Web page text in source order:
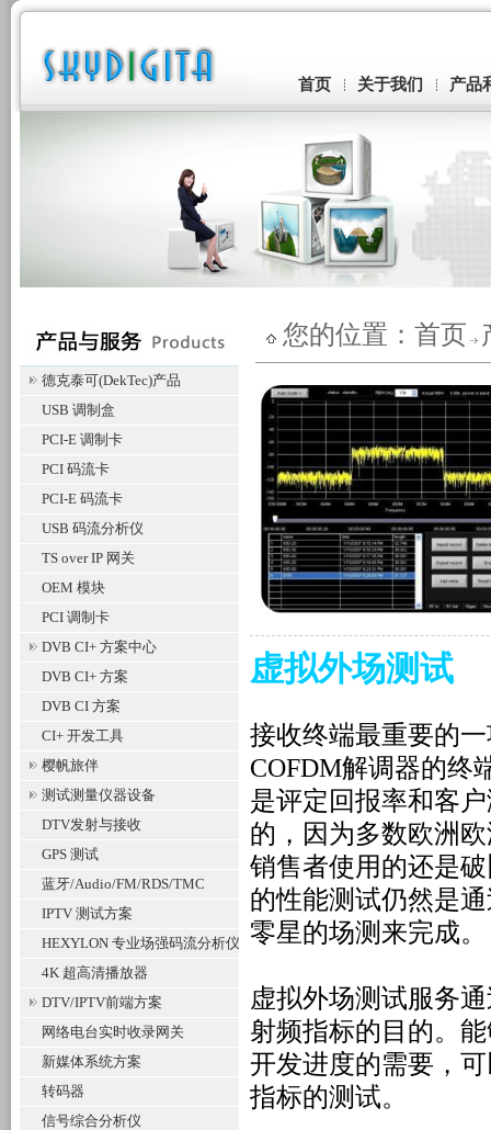
首页 关于我们 产品
德克泰可(DekTec)产品
USB 调制盒
PCI-E 调制卡
PCI 码流卡
PCI-E 码流卡
USB 码流分析仪
TS over IP 网关
OEM 模块
PCI 调制卡
DVB CI+ 方案中心
DVB CI+ 方案
DVB CI 方案
CI+ 开发工具
樱帆旅伴
测试测量仪器设备
DTV发射与接收
GPS 测试
蓝牙/Audio/FM/RDS/TMC
IPTV 测试方案
HEXYLON 专业场强码流分析仪
4K 超高清播放器
DTV/IPTV前端方案
网络电台实时收录网关
新媒体系统方案
转码器
信号综合分析仪
您的位置： 首页
虚拟外场测试
接收终端最重要的
COFDM解调器的终
是评定回报率和客
的，因为多数欧洲
销售者使用的还是
的性能测试仍然是
零星的场测来完成。
虚拟外场测试服务
射频指标的目的。
开发进度的需要，
指标的测试。